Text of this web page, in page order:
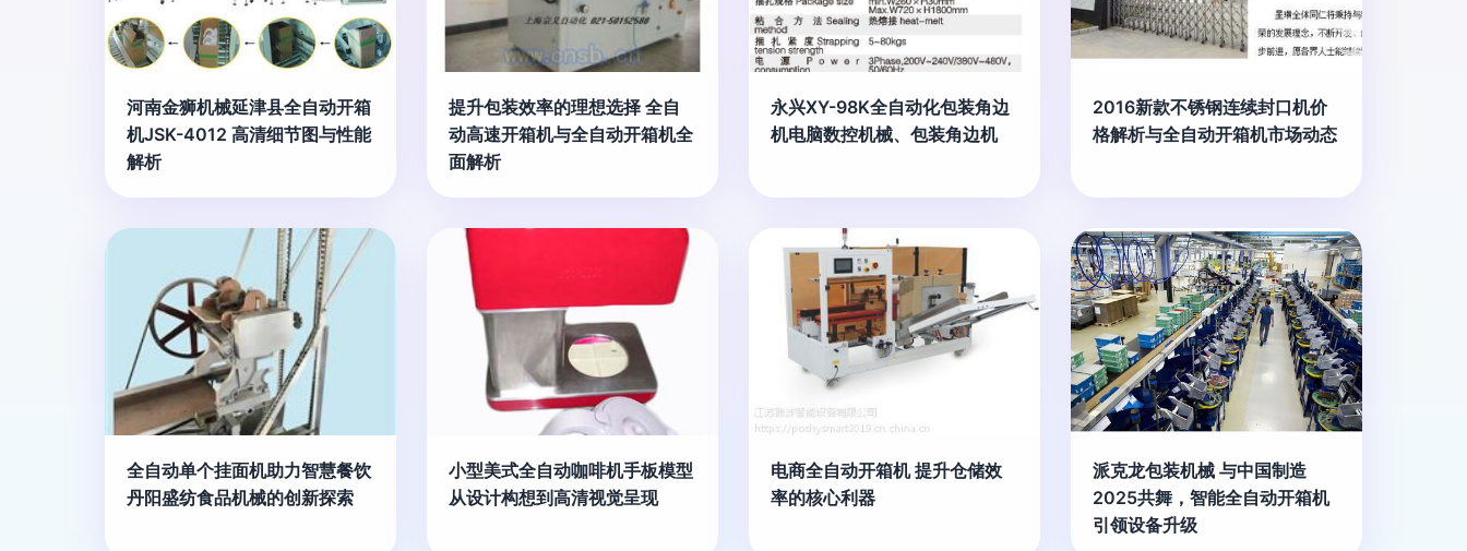
河南金狮机械延津县全自动开箱
机JSK-4012 高清细节图与性能
解析
提升包装效率的理想选择 全自
动高速开箱机与全自动开箱机全
面解析
永兴XY-98K全自动化包装角边
机电脑数控机械、包装角边机
2016新款不锈钢连续封口机价
格解析与全自动开箱机市场动态
全自动单个挂面机助力智慧餐饮
丹阳盛纺食品机械的创新探索
小型美式全自动咖啡机手板模型
从设计构想到高清视觉呈现
电商全自动开箱机 提升仓储效
率的核心利器
派克龙包装机械 与中国制造
2025共舞，智能全自动开箱机
引领设备升级